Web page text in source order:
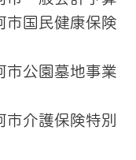
国民健康保険
公園墓地事業
介護保険特別